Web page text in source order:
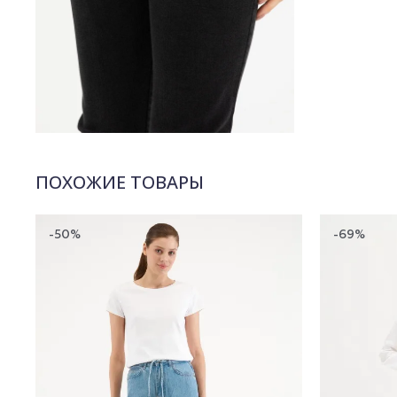
ПОХОЖИЕ ТОВАРЫ
-50% -69%